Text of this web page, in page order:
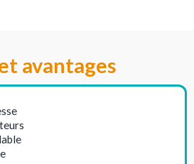
avantages